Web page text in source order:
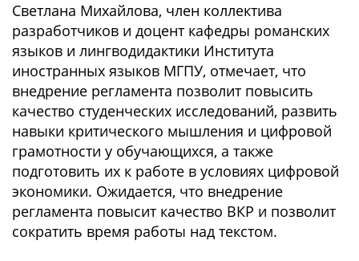
Светлана Михайлова, член коллектива
разработчиков и доцент кафедры романских
языков и лингводидактики Института
иностранных языков МГПУ, отмечает, что
внедрение регламента позволит повысить
качество студенческих исследований, развить
навыки критического мышления и цифровой
грамотности у обучающихся, а также
подготовить их к работе в условиях цифровой
экономики. Ожидается, что внедрение
регламента повысит качество ВКР и позволит
сократить время работы над текстом.